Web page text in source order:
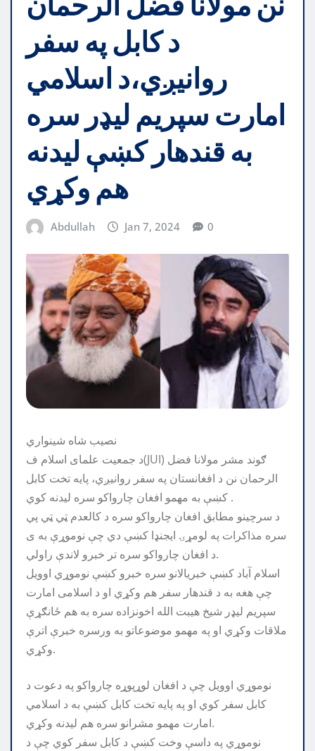
د کابل په سفر
روانیږي،د اسلامي
امارت سپریم لیډر سره
به قندهار کښې لیدنه
هم وکړي
Abdullah Jan 7, 2024 0
نصیب شاه شینواري
د جمعیت علمای اسلام ف(JUI) ګوند مشر مولانا فضل
الرحمان نن د افغانستان په سفر روانیږي، پایه تخت کابل
کښې به مهمو افغان چارواکو سره لیدنه کوي .
د سرچینو مطابق افغان چارواکو سره د کالعدم ټي ټي پي
سره مذاکرات په لومړۍ ایجنډا کښې دي چې نوموړې به ی
د افغان چارواکو سره تر خبرو لاندې راولي.
اسلام آباد کښې خبریالانو سره خبرو کښې نوموړي اوویل
چې هغه به د قندهار سفر هم وکړي او د اسلامی امارت
سپریم لیډر شیخ هیبت الله اخونزاده سره به هم ځانګړې
ملاقات وکړي او په مهمو موضوعاتو به ورسره خبرې اترې
وکړي.
نوموړي اوویل چې د افغان لوړپوړه چارواکو په دعوت د
کابل سفر کوي او په پایه تخت کابل کښې به د اسلامي
امارت مهمو مشرانو سره هم لیدنه وکړي.
نوموړي په داسې وخت کښې د کابل سفر کوي چې د